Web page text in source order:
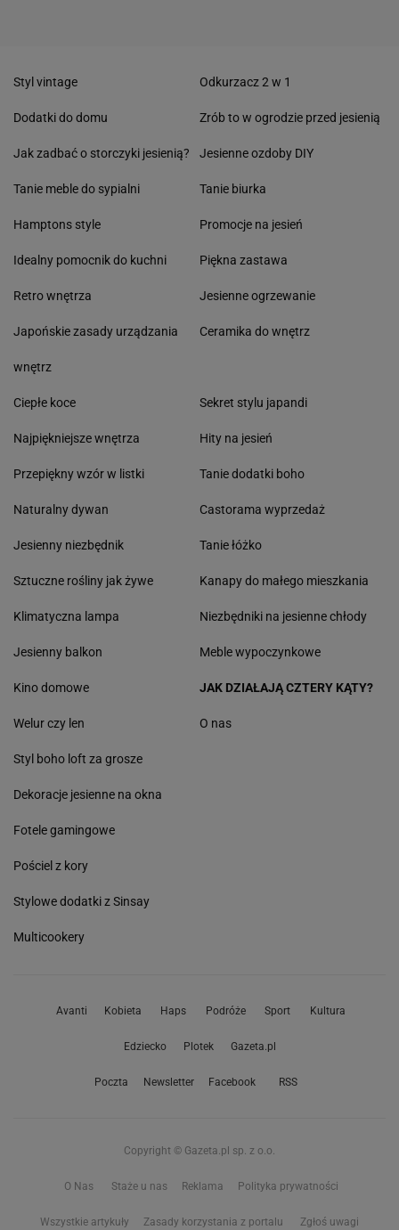
Styl vintage
Dodatki do domu
Jak zadbać o storczyki jesienią?
Tanie meble do sypialni
Hamptons style
Idealny pomocnik do kuchni
Retro wnętrza
Japońskie zasady urządzania
wnętrz
Odkurzacz 2 w 1
Zrób to w ogrodzie przed jesienią
Jesienne ozdoby DIY
Tanie biurka
Promocje na jesień
Piękna zastawa
Jesienne ogrzewanie
Ceramika do wnętrz
Ciepłe koce
Najpiękniejsze wnętrza
Przepiękny wzór w listki
Naturalny dywan
Jesienny niezbędnik
Sztuczne rośliny jak żywe
Klimatyczna lampa
Jesienny balkon
Sekret stylu japandi
Hity na jesień
Tanie dodatki boho
Castorama wyprzedaż
Tanie łóżko
Kanapy do małego mieszkania
Niezbędniki na jesienne chłody
Meble wypoczynkowe
Kino domowe
Welur czy len
Styl boho loft za grosze
Dekoracje jesienne na okna
Fotele gamingowe
Pościel z kory
Stylowe dodatki z Sinsay
Multicookery
JAK DZIAŁAJĄ CZTERY KĄTY?
O nas
Avanti Kobieta Haps Podróże Sport Kultura
Edziecko Plotek Gazeta.pl
Poczta Newsletter Facebook RSS
Copyright © Gazeta.pl sp. z o.o.
O Nas Staże u nas Reklama Polityka prywatności
Wszystkie artykuły Zasady korzystania z portalu Zgłoś uwagi